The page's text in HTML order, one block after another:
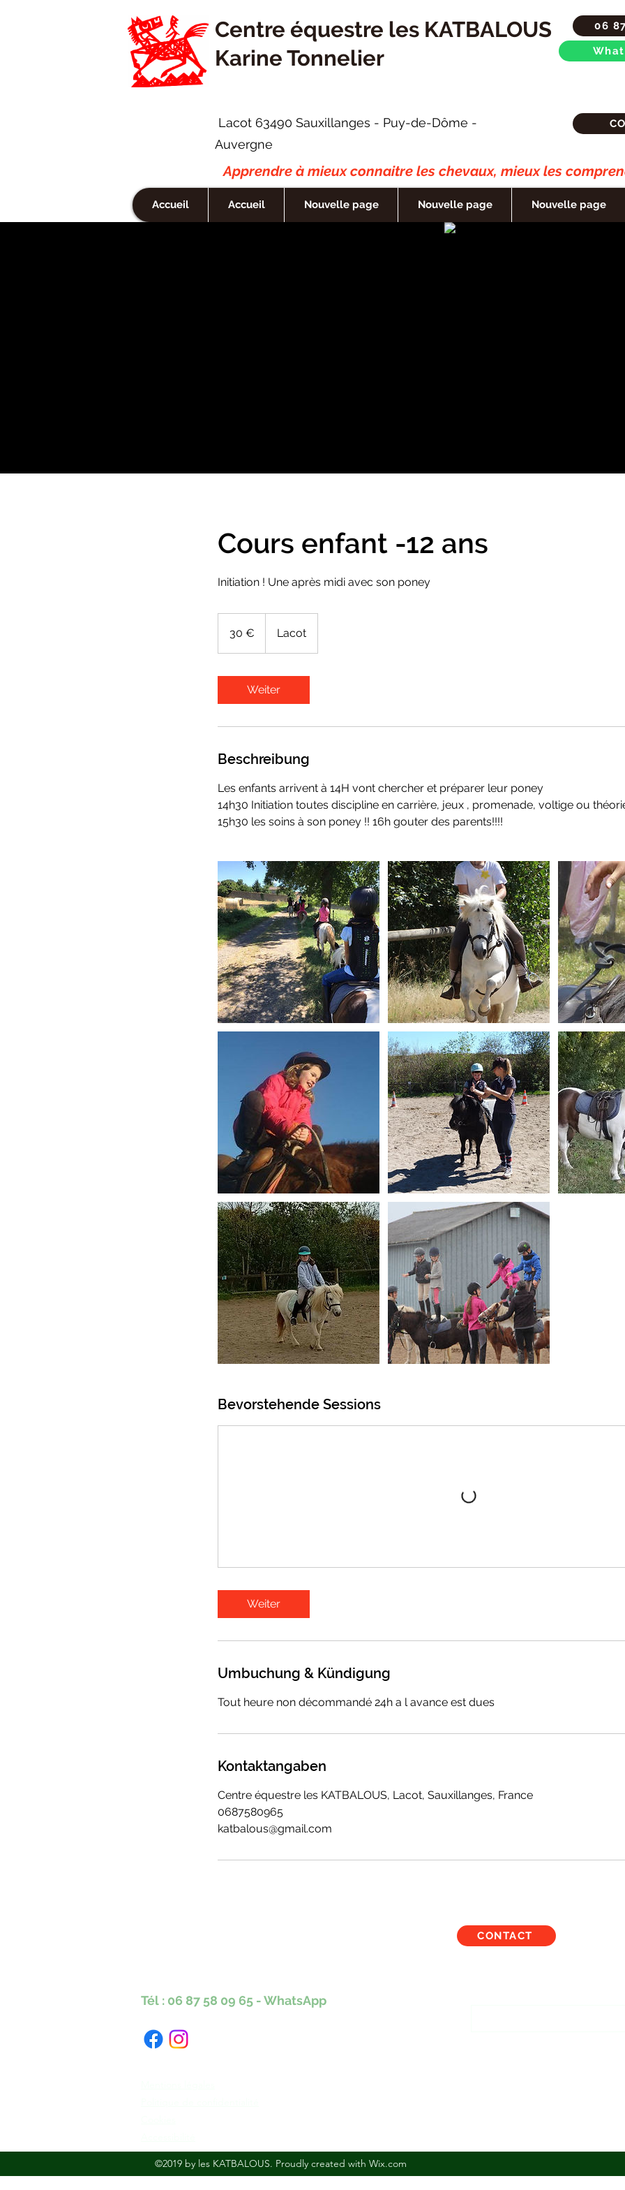
Centre équestre les KATBALOUS
Karine Tonnelier
06
Lacot 63490 Sauxillanges - Puy-de-Dôme -
Auvergne
Apprendre à mieux connaitre les chevaux, mieux les
Accueil Accueil Nouvelle page Nouvelle page Nouvelle page
Cours enfant -12 ans
Initiation ! Une après midi avec son poney
30 € Lacot
Weiter
Beschreibung
Les enfants arrivent à 14H vont chercher et préparer leur poney
14h30 Initiation toutes discipline en carrière, jeux , promenade, voltige ou
15h30 les soins à son poney !! 16h gouter des parents!!!!
Bevorstehende Sessions
Weiter
Umbuchung & Kündigung
Tout heure non décommandé 24h a l avance est dues
Kontaktangaben
Centre équestre les KATBALOUS, Lacot, Sauxillanges, France
0687580965
katbalous@gmail.com
Tél : 06 87 58 09 65 -WhatsApp
CONTACT
©2019 by les KATBALOUS. Proudly created with Wix.com